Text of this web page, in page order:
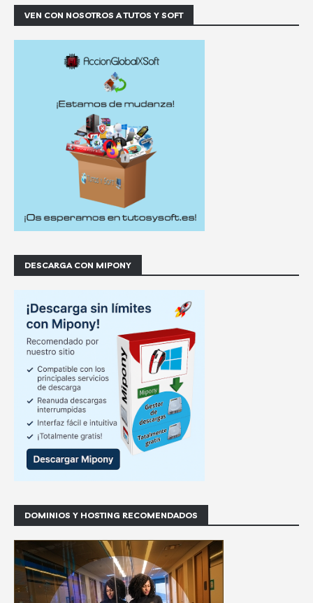
VEN CON NOSOTROS A TUTOS Y SOFT
DESCARGA CON MIPONY
DOMINIOS Y HOSTING RECOMENDADOS